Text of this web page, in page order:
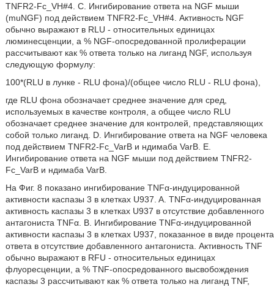
TNFR2-Fc_VH#4. C. Ингибирование ответа на NGF мыши
(muNGF) под действием TNFR2-Fc_VH#4. Активность NGF
обычно выражают в RLU - относительных единицах
люминесценции, а % NGF-опосредованной пролиферации
рассчитывают как % ответа только на лиганд NGF, используя
следующую формулу:
100*(RLU в лунке - RLU фона)/(общее число RLU - RLU фона),
где RLU фона обозначает среднее значение для сред,
используемых в качестве контроля, а общее число RLU
обозначает среднее значение для контролей, представляющих
собой только лиганд. D. Ингибирование ответа на NGF человека
под действием TNFR2-Fc_VarB и ндимаба VarB. E.
Ингибирование ответа на NGF мыши под действием TNFR2-
Fc_VarB и ндимаба VarB.
На Фиг. 8 показано ингибирование TNFα-индуцированной
активности каспазы 3 в клетках U937. A. TNFα-индуцированная
активность каспазы 3 в клетках U937 в отсутствие добавленного
антагониста TNFα. B. Ингибирование TNFα-индуцированной
активности каспазы 3 в клетках U937, показанное в виде процента
ответа в отсутствие добавленного антагониста. Активность TNF
обычно выражают в RFU - относительных единицах
флуоресценции, а % TNF-опосредованного высвобождения
каспазы 3 рассчитывают как % ответа только на лиганд TNF,